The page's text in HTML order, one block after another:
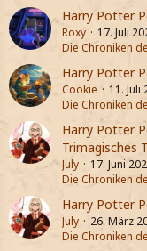
Harry Potter
Roxy
17. Juli
Die Chroniken
Harry Potter
Cookie
11. Juli
Die Chroniken
Harry Potter
Trimagisches
July
17. Juni
Die Chroniken
Harry Potter
July
26. März
Die Chroniken